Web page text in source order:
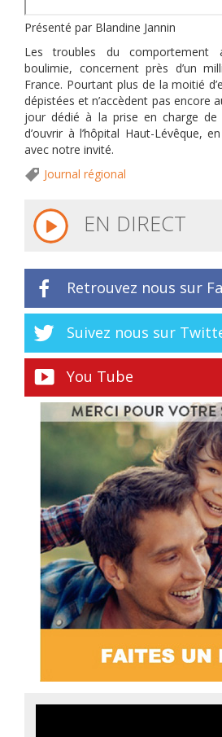
Présenté par Blandine Jannin
Les troubles du comportement
boulimie, concernent près d’un
France. Pourtant plus de la moitié
dépistées et n’accèdent pas encore
jour dédié à la prise en charge de
d’ouvrir à l’hôpital Haut-Lévêque,
avec notre invité.
Journal régional
EN DIRECT
Retrouvez nous sur
Suivez nous sur
You Tube